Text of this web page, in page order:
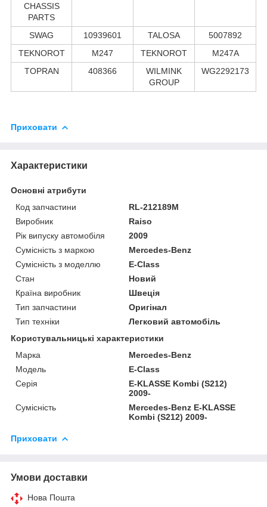
CHASSIS
PARTS
SWAG 10939601 TALOSA
5007892
TEKNOROT
M247 TEKNOROT
M247A
TOPRAN
408366
WILMINK
GROUP
WG2292173
Приховати
Характеристики
Основні атрибути
Код запчастини
RL-212189M
Виробник
Raiso
Рік випуску автомобіля
2009
Сумісність з маркою
Mercedes-Benz
Сумісність з моделлю
E-Class
Стан
Новий
Країна виробник
Швеція
Тип запчастини
Оригінал
Тип техніки
Легковий автомобіль
Користувальницькі характеристики
Марка
Mercedes-Benz
Мoдель
E-Class
Серія
E-KLASSE Kombi (S212)
2009-
Сумісність
Mercedes-Benz E-KLASSE
Kombi (S212) 2009-
Приховати
Умови доставки
Нова Пошта